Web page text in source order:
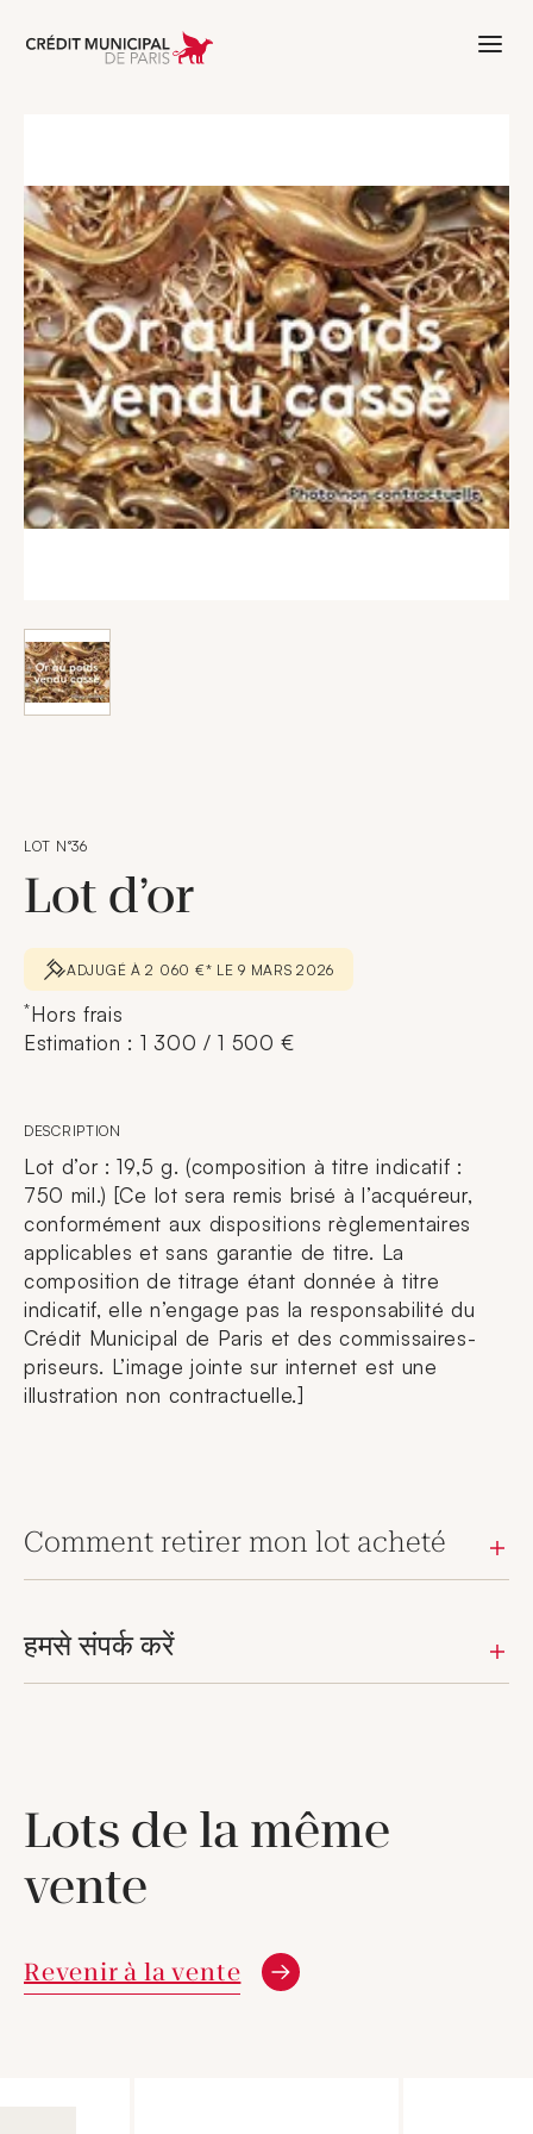
Aller à l'accueil de Crédit Municipal
LOT N°36
Lot d’or
ADJUGÉ À 2 060 €* LE 9 MARS 2026
*Hors frais
Estimation : 1 300 / 1 500 €
DESCRIPTION
Lot d’or : 19,5 g. (composition à titre indicatif :
750 mil.) [Ce lot sera remis brisé à l’acquéreur,
conformément aux dispositions règlementaires
applicables et sans garantie de titre. La
composition de titrage étant donnée à titre
indicatif, elle n’engage pas la responsabilité du
Crédit Municipal de Paris et des commissaires-
priseurs. L’image jointe sur internet est une
illustration non contractuelle.]
Comment retirer mon lot acheté
हमसे संपर्क करें
Lots de la même
vente
Revenir à la vente